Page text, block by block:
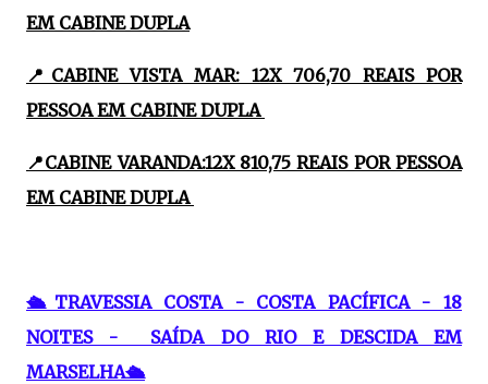
EM CABINE DUPLA
📍CABINE VISTA MAR: 12X 706,70 REAIS POR
PESSOA EM CABINE DUPLA
📍CABINE VARANDA:12X 810,75 REAIS POR PESSOA
EM CABINE DUPLA
🛳TRAVESSIA COSTA - COSTA PACÍFICA - 18
NOITES - SAÍDA DO RIO E DESCIDA EM
MARSELHA🛳